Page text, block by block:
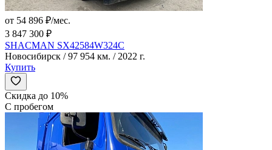
от 54 896 ₽/мес.
3 847 300 ₽
SHACMAN SX42584W324C
Новосибирск / 97 954 км. / 2022 г.
Купить
Скидка до 10%
С пробегом